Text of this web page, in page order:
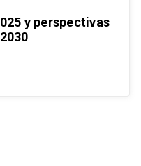
y perspectivas